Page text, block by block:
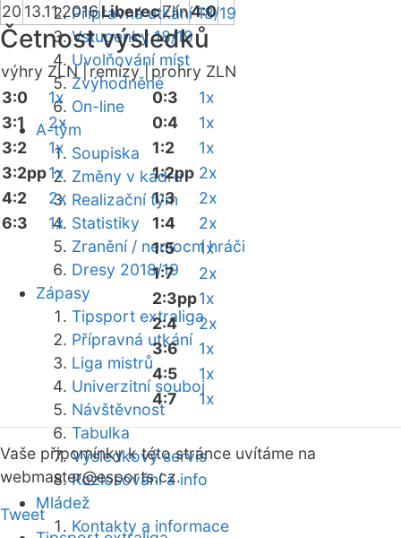
Přípravná utkání 18/19
Vstupenky 18/19
Uvolňování míst
Zvýhodněné
On-line
A-tým
Soupiska
Změny v kádru
Realizační tým
Statistiky
Zranění / nemocní hráči
Dresy 2018/19
Zápasy
Tipsport extraliga
Přípravná utkání
Liga mistrů
Univerzitní souboj
Návštěvnost
Tabulka
Výsledkový servis
Rozlosování a info
Mládež
Kontakty a informace
20 13.11.2016LiberecZlín4:0
Četnost výsledků
výhry ZLN |remízy |prohry ZLN
3:0
1x
3:1
2x
3:2
1x
3:2pp1x
4:2
2x
6:3
1x
0:3
1x
0:4
1x
1:2
1x
1:2pp 2x
1:3
2x
1:4
2x
1:5
1x
1:7
2x
2:3pp1x
2:4
2x
3:6
1x
4:5
1x
4:7
1x
Vaše připomínky k této stránce uvítáme na
webmaster@esports.cz.
Tweet